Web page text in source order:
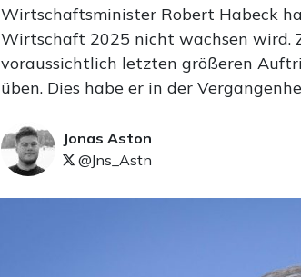
Wirtschaftsminister Robert Habeck
Wirtschaft 2025 nicht wachsen wird.
voraussichtlich letzten größeren
üben. Dies habe er in der
Jonas Aston
@Jns_Astn